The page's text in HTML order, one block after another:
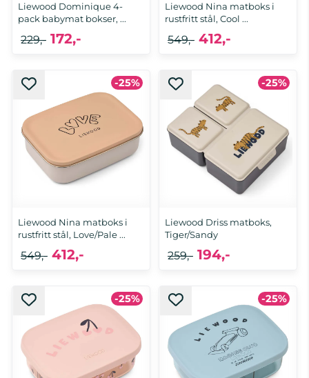
Liewood Dominique 4-
pack babymat bokser, ...
172,-
229,-
Liewood Nina matboks i
rustfritt stål, Cool ...
412,-
549,-
-25%
Liewood Nina matboks i
rustfritt stål, Love/Pale ...
412,-
549,-
-25%
Liewood Driss matboks,
Tiger/Sandy
194,-
259,-
-25% -25%